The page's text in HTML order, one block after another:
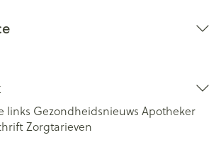
links Gezondheidsnieuws Apotheker
Zorgtarieven